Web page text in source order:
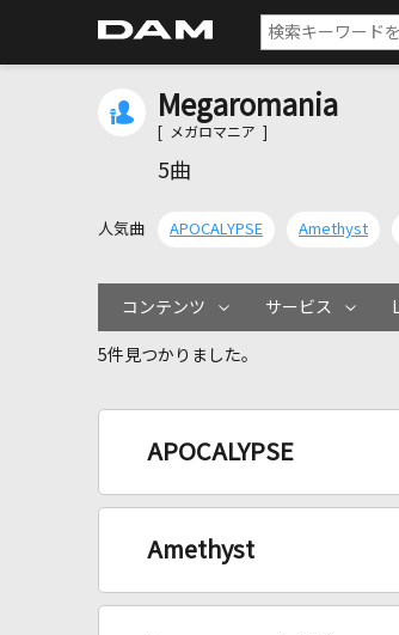
Megaromania
[ メガロマニア ]
5曲
人気曲 APOCALYPSE Amethyst
コンテンツ サービス
5件見つかりました。
APOCALYPSE
Amethyst